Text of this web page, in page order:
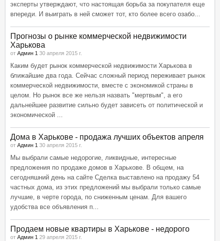
эксперты утверждают, что настоящая борьба за покупателя еще
впереди. И выиграть в ней сможет тот, кто более всего озабо...
Прогнозы о рынке коммерческой недвижимости
Харькова
от Админ 1 30 апреля 2015 г.
Каким будет рынок коммерческой недвижимости Харькова в
ближайшие два года. Сейчас сложный период переживает рынок
коммерческой недвижимости, вместе с экономикой страны в
целом. Но рынок все же нельзя назвать "мертвым", а его
дальнейшее развитие сильно будет зависеть от политической и
экономической ...
Дома в Харькове - продажа лучших объектов апреля
от Админ 1 30 апреля 2015 г.
Мы выбрали самые недорогие, ликвидные, интересные
предложения по продаже домов в Харькове. В общем, на
сегодняшний день на сайте Сделка выставлено на продажу 54
частных дома, из этих предложений мы выбрали только самые
лучшие, в черте города, по сниженным ценам. Для вашего
удобства все объявления п...
Продаем новые квартиры в Харькове - недорого
от Админ 1 29 апреля 2015 г.